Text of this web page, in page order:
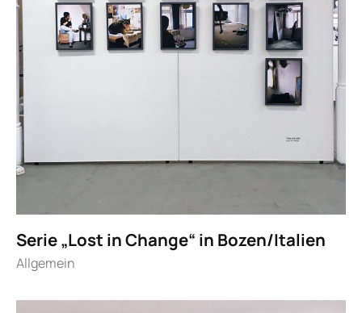
Serie „Lost in Change“ in Bozen/Italien
Allgemein